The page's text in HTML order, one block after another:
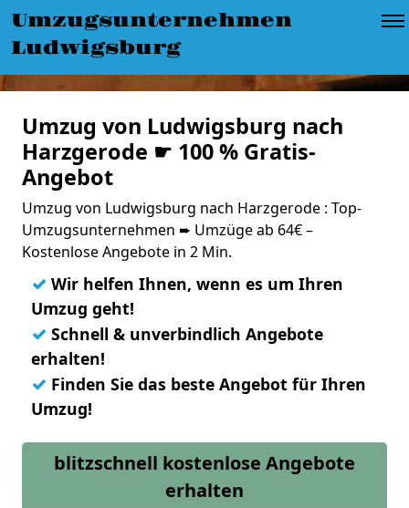
Umzugsunternehmen
Ludwigsburg
Umzug von Ludwigsburg nach
Harzgerode ☛ 100 % Gratis-
Angebot
Umzug von Ludwigsburg nach Harzgerode : Top-
Umzugsunternehmen ➨ Umzüge ab 64€ –
Kostenlose Angebote in 2 Min.
✓ Wir helfen Ihnen, wenn es um Ihren
Umzug geht!
✓ Schnell & unverbindlich Angebote
erhalten!
✓ Finden Sie das beste Angebot für Ihren
Umzug!
blitzschnell kostenlose Angebote
erhalten